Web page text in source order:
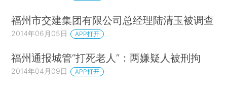
福州市交建集团有限公司总经理陆清玉被调查
2014年06月05日 APP打开
福州通报城管“打死老人”：两嫌疑人被刑拘
2014年04月09日 APP打开